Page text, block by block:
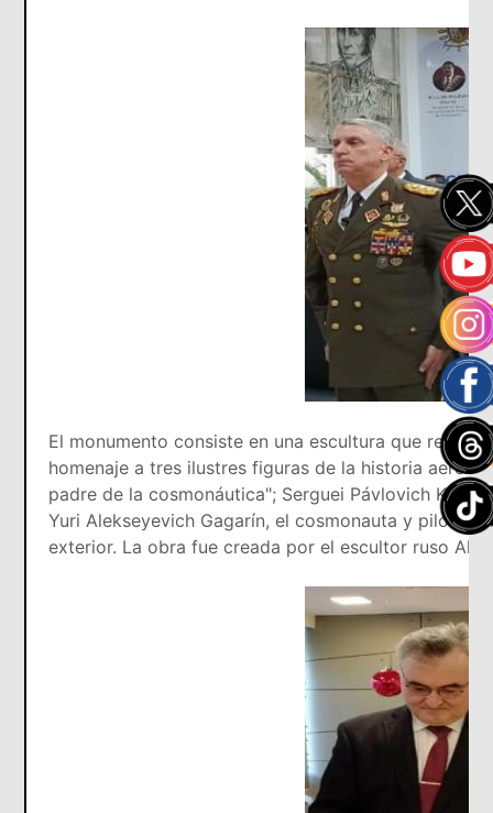
El monumento consiste en una escultura que
homenaje a tres ilustres figuras de la historia
padre de la cosmonáutica"; Serguei Pávlovich
Yuri Alekseyevich Gagarín, el cosmonauta y piloto
exterior. La obra fue creada por el escultor ruso